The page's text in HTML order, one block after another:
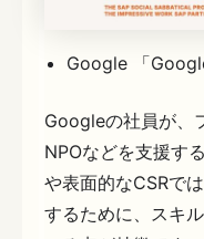
Google 「
Googleの社員が、
NPOなどを支援す
や表面的なCSRで
するために、スキ